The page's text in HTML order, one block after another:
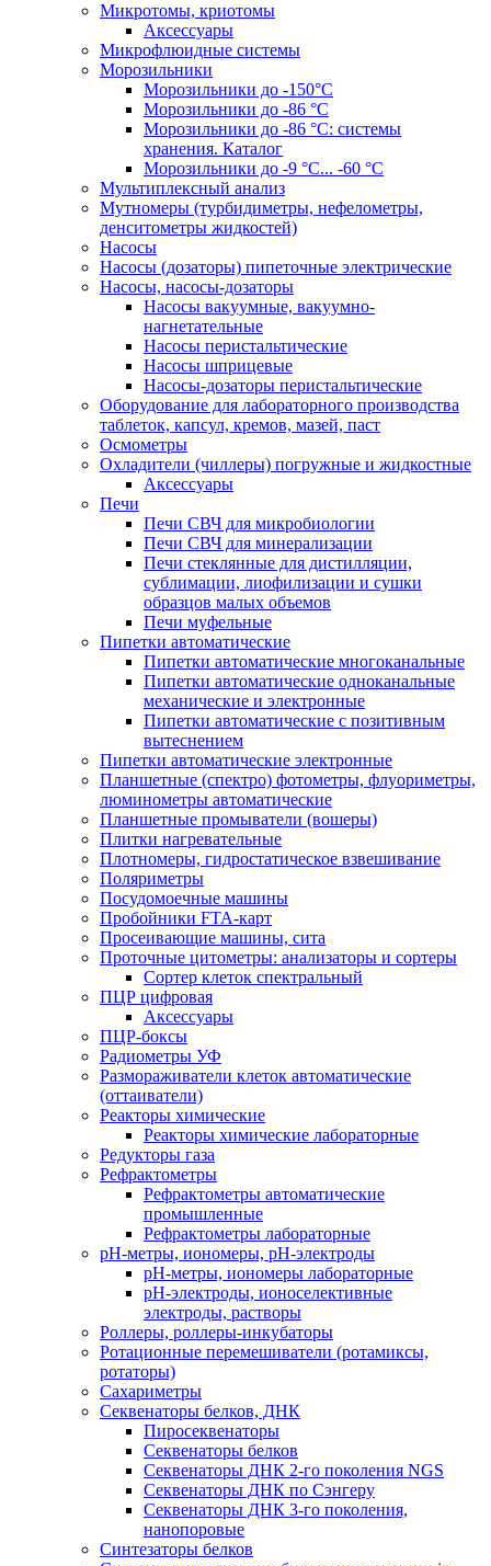
Микротомы, криотомы
Аксессуары
Микрофлюидные системы
Морозильники
Морозильники до -150°С
Морозильники до -86 °C
Морозильники до -86 °C: системы
хранения. Каталог
Морозильники до -9 °C... -60 °C
Мультиплексный анализ
Мутномеры (турбидиметры, нефелометры,
денситометры жидкостей)
Насосы
Насосы (дозаторы) пипеточные электрические
Насосы, насосы-дозаторы
Насосы вакуумные, вакуумно-
нагнетательные
Насосы перистальтические
Насосы шприцевые
Насосы-дозаторы перистальтические
Оборудование для лабораторного производства
таблеток, капсул, кремов, мазей, паст
Осмометры
Охладители (чиллеры) погружные и жидкостные
Аксессуары
Печи
Печи СВЧ для микробиологии
Печи СВЧ для минерализации
Печи стеклянные для дистилляции,
сублимации, лиофилизации и сушки
образцов малых объемов
Печи муфельные
Пипетки автоматические
Пипетки автоматические многоканальные
Пипетки автоматические одноканальные
механические и электронные
Пипетки автоматические с позитивным
вытеснением
Пипетки автоматические электронные
Планшетные (спектро) фотометры, флуориметры,
люминометры автоматические
Планшетные промыватели (вошеры)
Плитки нагревательные
Плотномеры, гидростатическое взвешивание
Поляриметры
Посудомоечные машины
Пробойники FTA-карт
Просеивающие машины, сита
Проточные цитометры: анализаторы и сортеры
Сортер клеток спектральный
ПЦР цифровая
Аксессуары
ПЦР-боксы
Радиометры УФ
Размораживатели клеток автоматические
(оттаиватели)
Реакторы химические
Реакторы химические лабораторные
Редукторы газа
Рефрактометры
Рефрактометры автоматические
промышленные
Рефрактометры лабораторные
рН-метры, иономеры, рН-электроды
рН-метры, иономеры лабораторные
рН-электроды, ионоселективные
электроды, растворы
Роллеры, роллеры-инкубаторы
Ротационные перемешиватели (ротамиксы,
ротаторы)
Сахариметры
Секвенаторы белков, ДНК
Пиросеквенаторы
Секвенаторы белков
Секвенаторы ДНК 2-го поколения NGS
Секвенаторы ДНК по Сэнгеру
Секвенаторы ДНК 3-го поколения,
нанопоровые
Синтезаторы белков